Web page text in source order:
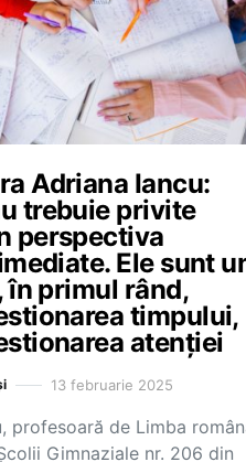
Adriana Iancu:
trebuie privite
perspectiva
Ele sunt
în primul rând,
timpului,
atenției
13 februarie 2025
profesoară de Limba
Gimnaziale nr. 206 din